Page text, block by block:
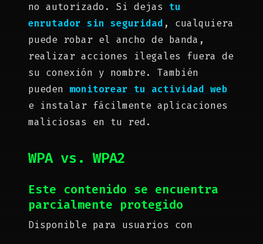
no autorizado. Si dejas tu
enrutador sin seguridad , cualquiera
puede robar el ancho de banda,
realizar acciones ilegales fuera de
su conexión y nombre. También
pueden monitorear tu actividad web
e instalar fácilmente aplicaciones
maliciosas en tu red.
WPA vs. WPA2
Este contenido se encuentra
parcialmente protegido
Disponible para usuarios con